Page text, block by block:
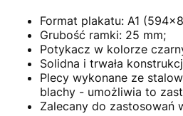
Format plakatu: A1
Grubość ramki: 25 mm;
Potykacz w kolorze
Solidna i trwała
Plecy wykonane ze
blachy - umożliwia to
Zalecany do zastosowań